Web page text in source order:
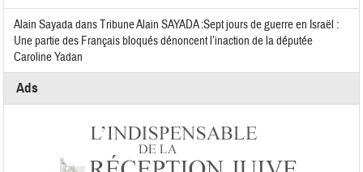
Alain SayadadansTribune Alain SAYADA :Sept jours de guerre en Israël :
Une partie des Français bloqués dénoncent l’inaction de la députée
Caroline Yadan
Ads